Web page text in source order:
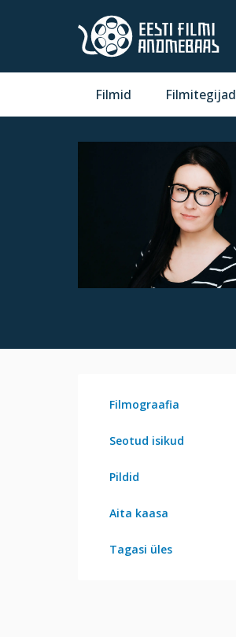
Filmid Filmitegijad
Filmograafia
Seotud isikud
Pildid
Aita kaasa
Tagasi üles